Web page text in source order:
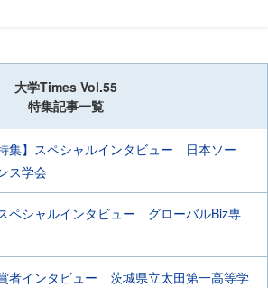
大学Times Vol.55
特集記事一覧
集】スペシャルインタビュー 日本ソー
ス学会
ペシャルインタビュー グローバルBiz専
者インタビュー 茨城県立太田第一高等学